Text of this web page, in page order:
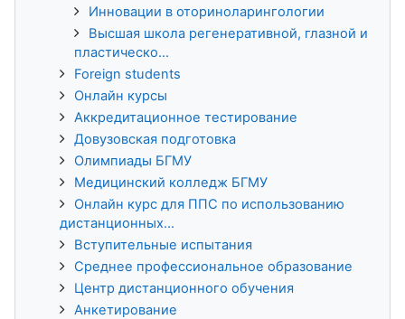
Инновации в оториноларингологии
Высшая школа регенеративной, глазной и
пластическо...
Foreign students
Онлайн курсы
Аккредитационное тестирование
Довузовская подготовка
Олимпиады БГМУ
Медицинский колледж БГМУ
Онлайн курс для ППС по использованию
дистанционных...
Вступительные испытания
Среднее профессиональное образование
Центр дистанционного обучения
Анкетирование